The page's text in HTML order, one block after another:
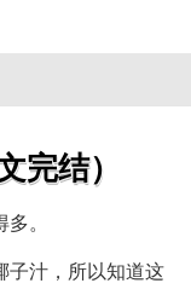
完结）
。
子汁，所以知道这